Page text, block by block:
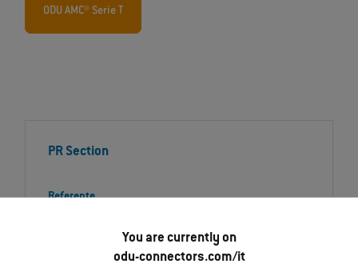
You are currently on
odu-connectors.com/it
ODU AMC® Serie T
PR Section
Referente
Product Marketing Specialist